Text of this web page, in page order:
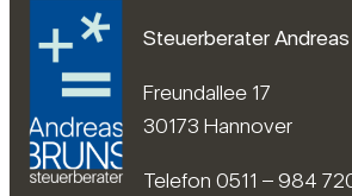
Steuerberater Andreas
Freundallee 17
30173 Hannover
Telefon 0511 – 984